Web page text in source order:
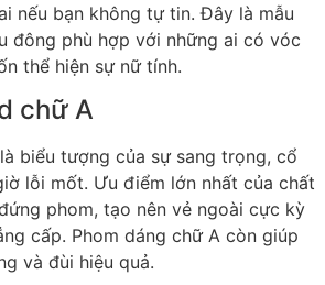
nếu bạn không tự tin. Đây là mẫu
đông phù hợp với những ai có vóc
thể hiện sự nữ tính.
chữ A
biểu tượng của sự sang trọng, cổ
lỗi mốt. Ưu điểm lớn nhất của chất
phom, tạo nên vẻ ngoài cực kỳ
cấp. Phom dáng chữ A còn giúp
và đùi hiệu quả.